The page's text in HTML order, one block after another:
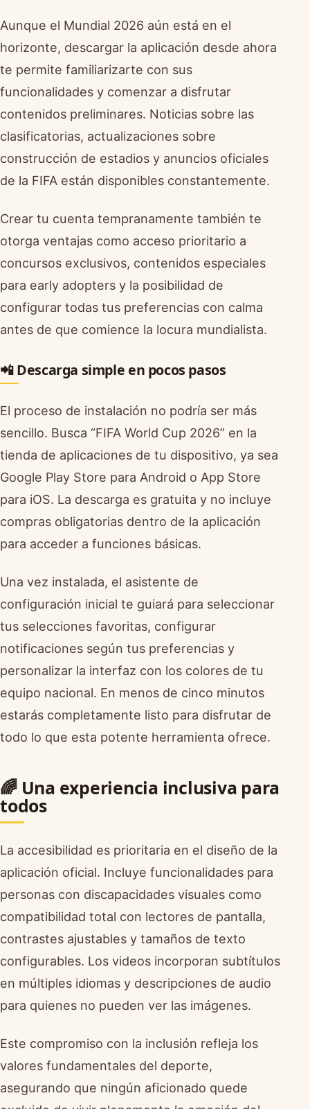
Aunque el Mundial 2026 aún está en el
horizonte, descargar la aplicación desde ahora
te permite familiarizarte con sus
funcionalidades y comenzar a disfrutar
contenidos preliminares. Noticias sobre las
clasificatorias, actualizaciones sobre
construcción de estadios y anuncios oficiales
de la FIFA están disponibles constantemente.
Crear tu cuenta tempranamente también te
otorga ventajas como acceso prioritario a
concursos exclusivos, contenidos especiales
para early adopters y la posibilidad de
configurar todas tus preferencias con calma
antes de que comience la locura mundialista.
📲 Descarga simple en pocos pasos
El proceso de instalación no podría ser más
sencillo. Busca “FIFA World Cup 2026” en la
tienda de aplicaciones de tu dispositivo, ya sea
Google Play Store para Android o App Store
para iOS. La descarga es gratuita y no incluye
compras obligatorias dentro de la aplicación
para acceder a funciones básicas.
Una vez instalada, el asistente de
configuración inicial te guiará para seleccionar
tus selecciones favoritas, configurar
notificaciones según tus preferencias y
personalizar la interfaz con los colores de tu
equipo nacional. En menos de cinco minutos
estarás completamente listo para disfrutar de
todo lo que esta potente herramienta ofrece.
🌈 Una experiencia inclusiva para
todos
La accesibilidad es prioritaria en el diseño de la
aplicación oficial. Incluye funcionalidades para
personas con discapacidades visuales como
compatibilidad total con lectores de pantalla,
contrastes ajustables y tamaños de texto
configurables. Los videos incorporan subtítulos
en múltiples idiomas y descripciones de audio
para quienes no pueden ver las imágenes.
Este compromiso con la inclusión refleja los
valores fundamentales del deporte,
asegurando que ningún aficionado quede